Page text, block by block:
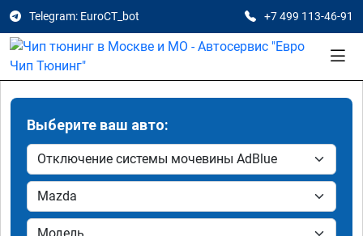
Telegram: EuroCT_bot +7 499 113-46-91
Выберите ваш авто: